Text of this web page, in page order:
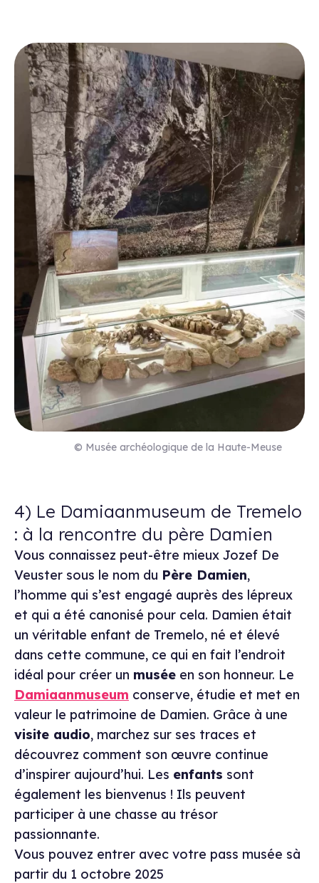
© Musée archéologique de la Haute-Meuse
4) Le Damiaanmuseum de Tremelo
: à la rencontre du père Damien
Vous connaissez peut-être mieux Jozef De
Veuster sous le nom du Père Damien,
l’homme qui s’est engagé auprès des lépreux
et qui a été canonisé pour cela. Damien était
un véritable enfant de Tremelo, né et élevé
dans cette commune, ce qui en fait l’endroit
idéal pour créer un musée en son honneur. Le
Damiaanmuseum conserve, étudie et met en
valeur le patrimoine de Damien. Grâce à une
visite audio, marchez sur ses traces et
découvrez comment son œuvre continue
d’inspirer aujourd’hui. Les enfants sont
également les bienvenus ! Ils peuvent
participer à une chasse au trésor
passionnante.
Vous pouvez entrer avec votre pass musée sà
partir du 1 octobre 2025